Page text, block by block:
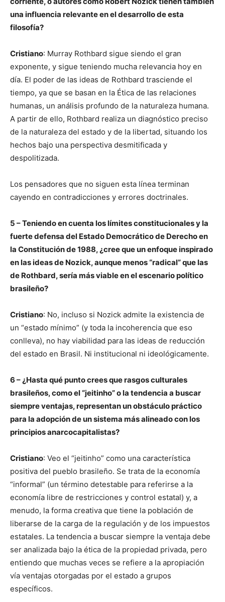
una influencia relevante en el desarrollo de esta
filosofía?
Cristiano: Murray Rothbard sigue siendo el gran
exponente, y sigue teniendo mucha relevancia hoy en
día. El poder de las ideas de Rothbard trasciende el
tiempo, ya que se basan en la Ética de las relaciones
humanas, un análisis profundo de la naturaleza humana.
A partir de ello, Rothbard realiza un diagnóstico preciso
de la naturaleza del estado y de la libertad, situando los
hechos bajo una perspectiva desmitificada y
despolitizada.
Los pensadores que no siguen esta línea terminan
cayendo en contradicciones y errores doctrinales.
5 – Teniendo en cuenta los límites constitucionales y la
fuerte defensa del Estado Democrático de Derecho en
la Constitución de 1988, ¿cree que un enfoque inspirado
en las ideas de Nozick, aunque menos “radical” que las
de Rothbard, sería más viable en el escenario político
brasileño?
Cristiano: No, incluso si Nozick admite la existencia de
un “estado mínimo” (y toda la incoherencia que eso
conlleva), no hay viabilidad para las ideas de reducción
del estado en Brasil. Ni institucional ni ideológicamente.
6 – ¿Hasta qué punto crees que rasgos culturales
brasileños, como el “jeitinho” o la tendencia a buscar
siempre ventajas, representan un obstáculo práctico
para la adopción de un sistema más alineado con los
principios anarcocapitalistas?
Cristiano: Veo el “jeitinho” como una característica
positiva del pueblo brasileño. Se trata de la economía
“informal” (un término detestable para referirse a la
economía libre de restricciones y control estatal) y, a
menudo, la forma creativa que tiene la población de
liberarse de la carga de la regulación y de los impuestos
estatales. La tendencia a buscar siempre la ventaja debe
ser analizada bajo la ética de la propiedad privada, pero
entiendo que muchas veces se refiere a la apropiación
vía ventajas otorgadas por el estado a grupos
específicos.